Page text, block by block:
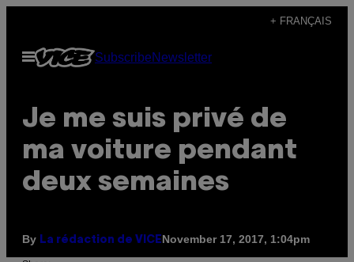
content
+ FRANÇAIS
Open
Menu
SubscribeNewsletter
Je me suis privé de
ma voiture pendant
deux semaines
By La rédaction de VICENovember 17, 2017, 1:04pm